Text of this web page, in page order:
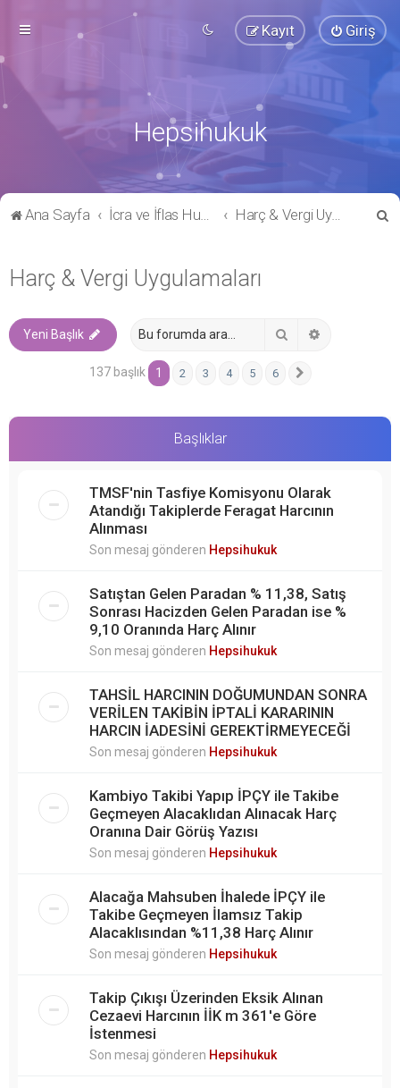
Giriş
Kayıt
Hepsihukuk
Ana Sayfa İcra ve İflas Hukuku Harç & Vergi Uygulamaları
Harç & Vergi Uygulamaları
Yeni Başlık
137 başlık 1 2 3 4 5 6
Başlıklar
TMSF'nin Tasfiye Komisyonu Olarak
Atandığı Takiplerde Feragat Harcının
Alınması
Son mesaj gönderen Hepsihukuk
Satıştan Gelen Paradan % 11,38, Satış
Sonrası Hacizden Gelen Paradan ise %
9,10 Oranında Harç Alınır
Son mesaj gönderen Hepsihukuk
TAHSİL HARCININ DOĞUMUNDAN SONRA
VERİLEN TAKİBİN İPTALİ KARARININ
HARCIN İADESİNİ GEREKTİRMEYECEĞİ
Son mesaj gönderen Hepsihukuk
Kambiyo Takibi Yapıp İPÇY ile Takibe
Geçmeyen Alacaklıdan Alınacak Harç
Oranına Dair Görüş Yazısı
Son mesaj gönderen Hepsihukuk
Alacağa Mahsuben İhalede İPÇY ile
Takibe Geçmeyen İlamsız Takip
Alacaklısından %11,38 Harç Alınır
Son mesaj gönderen Hepsihukuk
Takip Çıkışı Üzerinden Eksik Alınan
Cezaevi Harcının İİK m 361'e Göre
İstenmesi
Son mesaj gönderen Hepsihukuk